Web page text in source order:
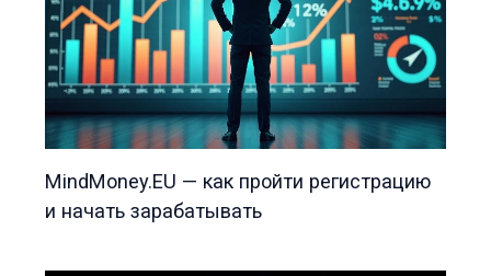
MindMoney.EU — как пройти регистрацию
и начать зарабатывать